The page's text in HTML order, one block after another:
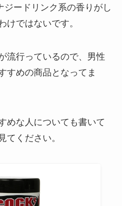
ードリンク系の香りがし
けではないです。
流行っているので、男性
すめの商品となってま
めな人についても書いて
てください。